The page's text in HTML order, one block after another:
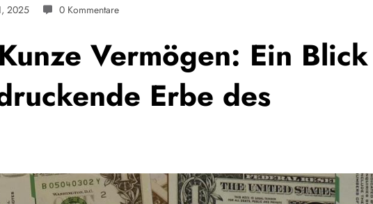
2025 0 Kommentare
Vermögen: Ein Blick
Erbe des